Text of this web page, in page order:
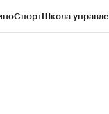
СпортШкола